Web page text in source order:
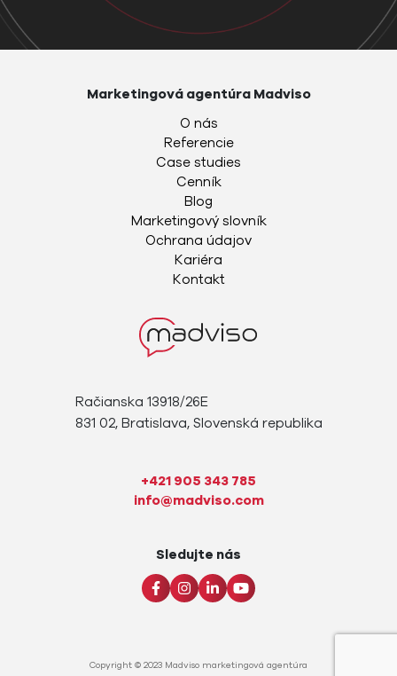
Račianska 13918/26E
831 02, Bratislava, Slovenská republika
+421 905 343 785
info@madviso.com
Marketingová agentúra Madviso
O nás
Referencie
Case studies
Cenník
Blog
Marketingový slovník
Ochrana údajov
Kariéra
Kontakt
Sledujte nás
Copyright © 2023 Madviso marketingová agentúra